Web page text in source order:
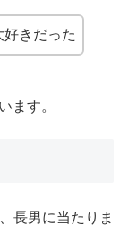
好きだった
ます。
長男に当たりま